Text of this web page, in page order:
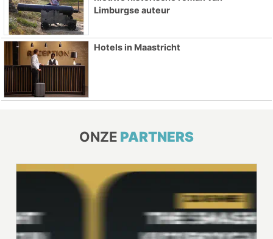
Limburgse auteur
Hotels in Maastricht
ONZE PARTNERS